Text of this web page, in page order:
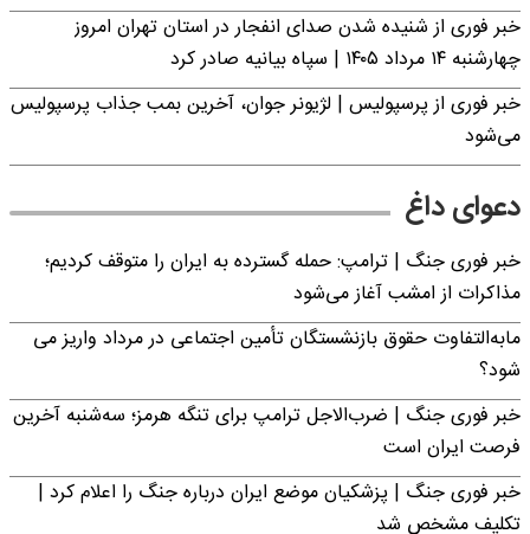
خبر فوری از شنیده شدن صدای انفجار در استان تهران امروز
چهارشنبه ۱۴ مرداد ۱۴۰۵ | سپاه بیانیه صادر کرد
خبر فوری از پرسپولیس | لژیونر جوان، آخرین بمب جذاب پرسپولیس
می‌شود
دعوای داغ
خبر فوری جنگ | ترامپ: حمله گسترده به ایران را متوقف کردیم؛
مذاکرات از امشب آغاز می‌شود
مابه‌التفاوت حقوق بازنشستگان تأمین اجتماعی در مرداد واریز می
شود؟
خبر فوری جنگ | ضرب‌الاجل ترامپ برای تنگه هرمز؛ سه‌شنبه آخرین
فرصت ایران است
خبر فوری جنگ | پزشکیان موضع ایران درباره جنگ را اعلام کرد |
تکلیف مشخص شد